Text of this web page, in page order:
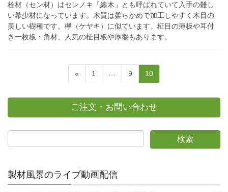
栓材（セン材）はセンノキ「線木」とも呼ばれていて入手の難し
い希少材になっています。木質は柔らかめで加工しやすく木目の
美しい樹種です。欅（ケヤキ）に似ています。柾目の薄板や耳付
き一枚板・角材、人気の柾目板や厚盤もあります。
の
ペ
ー
ジ
り
«
ペ
ー
ジ
1
ペ
ー
ジ
9
ペ
ー
ジ
10
ご注文・お問い合わせ
製材風景のライブ動画配信